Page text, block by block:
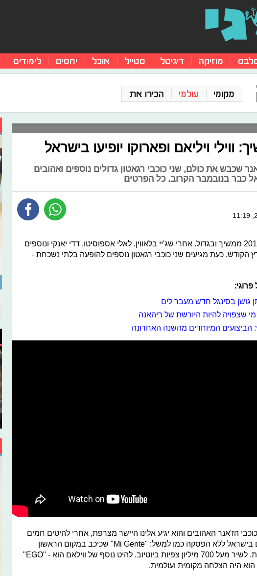
מוזיקה דיגיטל סטייל אוכל יחסים לימודים
מקומי עולמי הכירו את
ווילי ויליאם ופארוקו יופיעו בישראל
שכבש את כולם, שני כוכבי רגאטון גדולים נוספים ואהובים
כבר בנובמבר הקרוב. כל הפרטים
הז'אנר הפופולרי של 2017 ממשיך ובגדול. אחרי שג'יי בלאווין, לאלי אספוסיטו, דדי יאנקי ונוספים
הקודש, כעת מגיעים שני כוכבי רגאטון נוספים להופעה בלתי נשכחת -
שצפויה להיות היורשת של ריהאנה
הביצועים המיוחדים מהשנה האחרונה
הז'אנר האהובים והוא יגיע אלינו היישר מצרפת, אחרי להיטים חמים
גדולים שלו המושמעים בישראל ללא הפסקה כמו למשל: "Mi Gente" שכיכב במקום הראשון
בגלגל"צ מספר שבועות. לשיר מעל 700 מיליון צפיות ביוטיוב. להיט נוסף של ווילאם הוא - "EGO"
הוא היה הצלחה מקומית ועולמית.